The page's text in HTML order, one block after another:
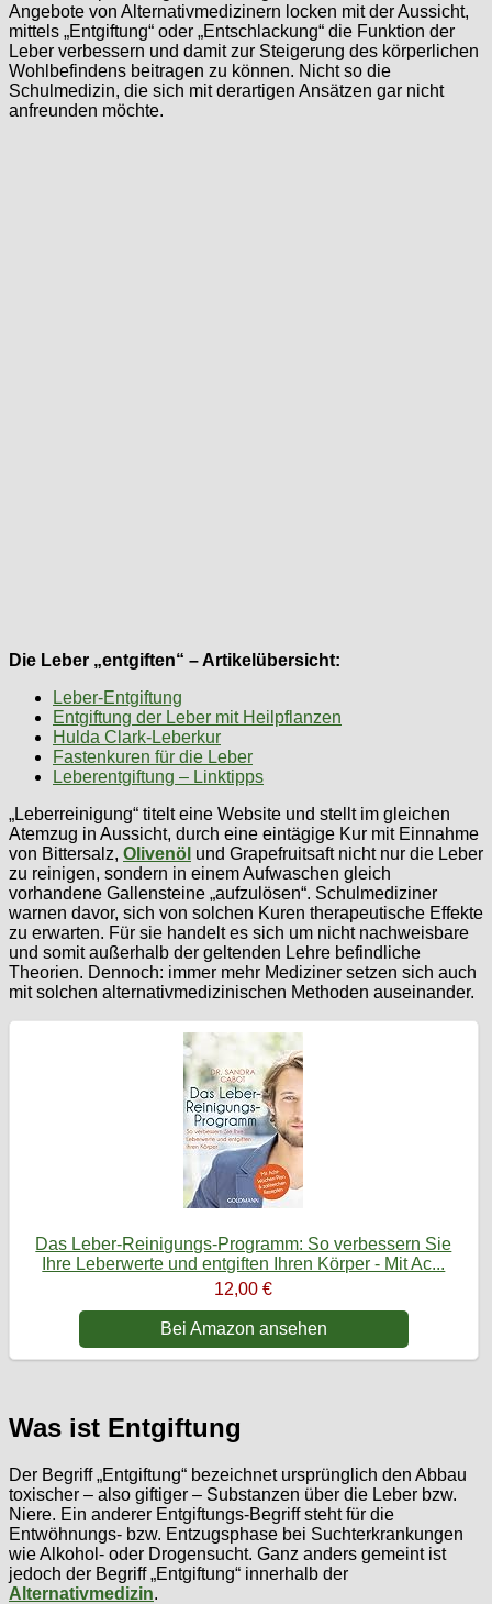
Angebote von Alternativmedizinern locken mit der Aussicht,
mittels „Entgiftung“ oder „Entschlackung“ die Funktion der
Leber verbessern und damit zur Steigerung des körperlichen
Wohlbefindens beitragen zu können. Nicht so die
Schulmedizin, die sich mit derartigen Ansätzen gar nicht
anfreunden möchte.
Die Leber „entgiften“ – Artikelübersicht:
Leber-Entgiftung
Entgiftung der Leber mit Heilpflanzen
Hulda Clark-Leberkur
Fastenkuren für die Leber
Leberentgiftung – Linktipps
„Leberreinigung“ titelt eine Website und stellt im gleichen
Atemzug in Aussicht, durch eine eintägige Kur mit Einnahme
von Bittersalz, Olivenöl und Grapefruitsaft nicht nur die Leber
zu reinigen, sondern in einem Aufwaschen gleich
vorhandene Gallensteine „aufzulösen“. Schulmediziner
warnen davor, sich von solchen Kuren therapeutische Effekte
zu erwarten. Für sie handelt es sich um nicht nachweisbare
und somit außerhalb der geltenden Lehre befindliche
Theorien. Dennoch: immer mehr Mediziner setzen sich auch
mit solchen alternativmedizinischen Methoden auseinander.
Das Leber-Reinigungs-Programm: So verbessern Sie
Ihre Leberwerte und entgiften Ihren Körper - Mit Ac...
12,00 €
Bei Amazon ansehen
Was ist Entgiftung
Der Begriff „Entgiftung“ bezeichnet ursprünglich den Abbau
toxischer – also giftiger – Substanzen über die Leber bzw.
Niere. Ein anderer Entgiftungs-Begriff steht für die
Entwöhnungs- bzw. Entzugsphase bei Suchterkrankungen
wie Alkohol- oder Drogensucht. Ganz anders gemeint ist
jedoch der Begriff „Entgiftung“ innerhalb der
Alternativmedizin.